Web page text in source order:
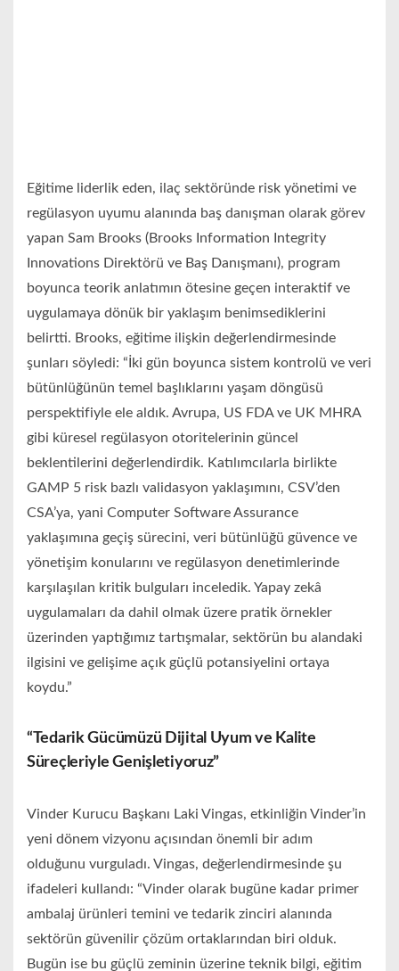
Eğitime liderlik eden, ilaç sektöründe risk yönetimi ve
regülasyon uyumu alanında baş danışman olarak görev
yapan Sam Brooks (Brooks Information Integrity
Innovations Direktörü ve Baş Danışmanı), program
boyunca teorik anlatımın ötesine geçen interaktif ve
uygulamaya dönük bir yaklaşım benimsediklerini
belirtti. Brooks, eğitime ilişkin değerlendirmesinde
şunları söyledi: “İki gün boyunca sistem kontrolü ve veri
bütünlüğünün temel başlıklarını yaşam döngüsü
perspektifiyle ele aldık. Avrupa, US FDA ve UK MHRA
gibi küresel regülasyon otoritelerinin güncel
beklentilerini değerlendirdik. Katılımcılarla birlikte
GAMP 5 risk bazlı validasyon yaklaşımını, CSV’den
CSA’ya, yani Computer Software Assurance
yaklaşımına geçiş sürecini, veri bütünlüğü güvence ve
yönetişim konularını ve regülasyon denetimlerinde
karşılaşılan kritik bulguları inceledik. Yapay zekâ
uygulamaları da dahil olmak üzere pratik örnekler
üzerinden yaptığımız tartışmalar, sektörün bu alandaki
ilgisini ve gelişime açık güçlü potansiyelini ortaya
koydu.”
“Tedarik Gücümüzü Dijital Uyum ve Kalite
Süreçleriyle Genişletiyoruz”
Vinder Kurucu Başkanı Laki Vingas, etkinliğin Vinder’in
yeni dönem vizyonu açısından önemli bir adım
olduğunu vurguladı. Vingas, değerlendirmesinde şu
ifadeleri kullandı: “Vinder olarak bugüne kadar primer
ambalaj ürünleri temini ve tedarik zinciri alanında
sektörün güvenilir çözüm ortaklarından biri olduk.
Bugün ise bu güçlü zeminin üzerine teknik bilgi, eğitim